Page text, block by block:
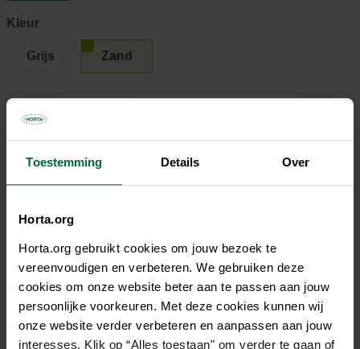
Toestemming Details Over
Horta.org
Horta.org gebruikt cookies om jouw bezoek te
vereenvoudigen en verbeteren. We gebruiken deze
cookies om onze website beter aan te passen aan jouw
persoonlijke voorkeuren. Met deze cookies kunnen wij
onze website verder verbeteren en aanpassen aan jouw
interesses. Klik op “Alles toestaan" om verder te gaan of
Kleur
Grijs Zand
€ 129,00
Niet elke winkel heeft hetzelfde assortiment
Beschrijving
Het Nesling Coolfit® schaduwdoek rechthoek 3,0 x 4,0 x 3,0
x 4,0m in de kleur Zand is zeer veelzijdig en is een perfecte
aanvulling op uw tuin of terras. De open structuur van het